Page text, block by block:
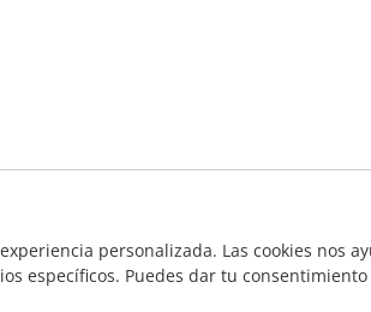
personalizada. Las cookies nos
específicos. Puedes dar tu